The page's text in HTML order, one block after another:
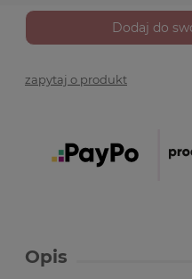
Dodaj do
zapytaj o produkt
Opis